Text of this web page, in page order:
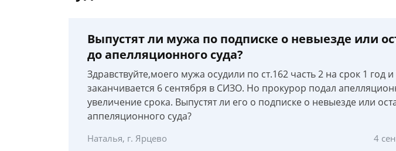
Выпустят ли мужа по подписке о невыезде или
до апелляционного суда?
Здравствуйте,моего мужа осудили по ст.162 часть 2 на срок 1 год
заканчивается 6 сентября в СИЗО. Но прокурор подал
увеличение срока. Выпустят ли его о подписке о невыезде или
аппеляционного суда?
Наталья, г. Ярцево 4